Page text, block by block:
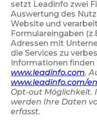
setzt Leadinfo zwei
Auswertung des
Website und
Formulareingaben
Adressen mit
die Services zu
Informationen finden
www.leadinfo.com.
www.leadinfo.com/
Opt-out Möglichkeit.
werden Ihre Daten
erfasst.